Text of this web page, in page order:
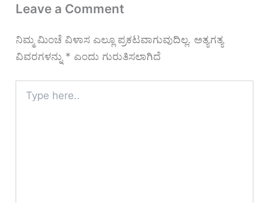
Leave a Comment
ನಿಮ್ಮ ಮಿಂಚೆ ವಿಳಾಸ ಎಲ್ಲೂ ಪ್ರಕಟವಾಗುವುದಿಲ್ಲ. ಅತ್ಯಗತ್ಯ
ವಿವರಗಳನ್ನು * ಎಂದು ಗುರುತಿಸಲಾಗಿದೆ
here..